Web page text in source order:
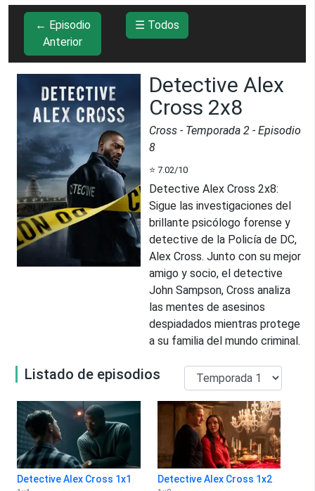
← Episodio
Anterior
☰ Todos
Detective Alex
Cross 2x8
Cross - Temporada 2 - Episodio
8
⭐ 7.02/10
Detective Alex Cross 2x8:
Sigue las investigaciones del
brillante psicólogo forense y
detective de la Policía de DC,
Alex Cross. Junto con su mejor
amigo y socio, el detective
John Sampson, Cross analiza
las mentes de asesinos
despiadados mientras protege
a su familia del mundo criminal.
Listado de episodios
Detective Alex Cross 1x1 Detective Alex Cross 1x2